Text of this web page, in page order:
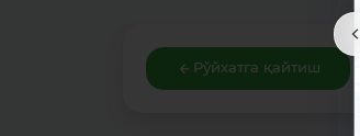
Рўйхатга қайтиш